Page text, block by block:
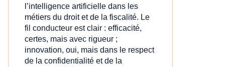
l’intelligence artificielle dans les
métiers du droit et de la fiscalité. Le
fil conducteur est clair : efficacité,
certes, mais avec rigueur ;
innovation, oui, mais dans le respect
de la confidentialité et de la